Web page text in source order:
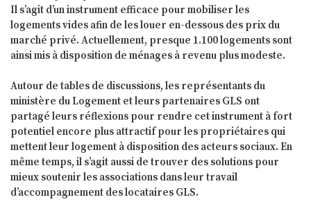
Il s’agit d’un instrument efficace pour mobiliser les
logements vides afin de les louer en-dessous des prix du
marché privé. Actuellement, presque 1.100 logements sont
ainsi mis à disposition de ménages à revenu plus modeste.
Autour de tables de discussions, les représentants du
ministère du Logement et leurs partenaires GLS ont
partagé leurs réflexions pour rendre cet instrument à fort
potentiel encore plus attractif pour les propriétaires qui
mettent leur logement à disposition des acteurs sociaux. En
même temps, il s’agit aussi de trouver des solutions pour
mieux soutenir les associations dans leur travail
d’accompagnement des locataires GLS.